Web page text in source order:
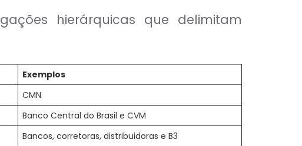
hierárquicas que delimitam
Exemplos
CMN
Banco Central do Brasil e CVM
Bancos, corretoras, distribuidoras e B3